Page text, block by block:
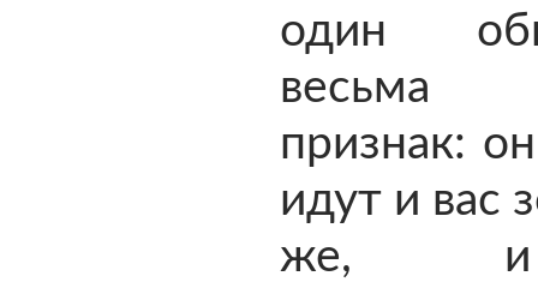
один
весьма
признак:
идут и вас
же,